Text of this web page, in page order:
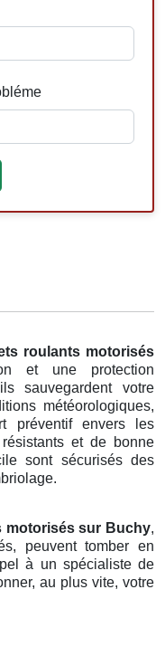
roulants motorisés
et une protection
sauvegardent votre
météorologiques,
préventif envers les
et de bonne
sont sécurisés des
motorisés sur Buchy,
peuvent tomber en
à un spécialiste de
au plus vite, votre